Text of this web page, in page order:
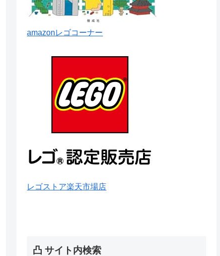
amazonレゴコーナー
レゴストア楽天市場店
凸 サイト内検索